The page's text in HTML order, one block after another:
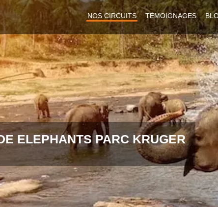
NOS CIRCUITS TÉMOIGNAGES
ELEPHANTS PARC KRUGER